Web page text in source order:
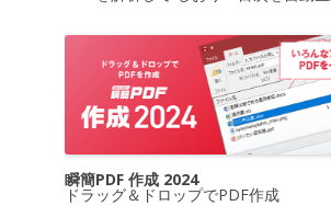
瞬簡PDF 作成 2024
ドラッグ＆ドロップでPDF作成